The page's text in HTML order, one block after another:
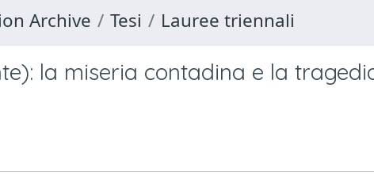
Archive Tesi Lauree triennali
la miseria contadina e la